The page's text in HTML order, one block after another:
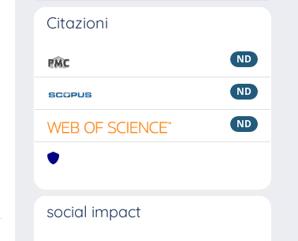
Citazioni
ND
ND
ND
social impact